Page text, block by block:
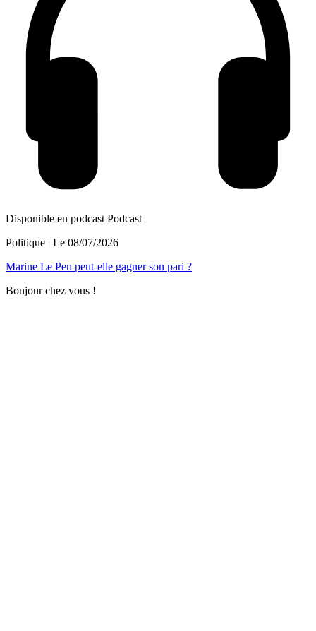
Disponible en podcast Podcast
Politique | Le 08/07/2026
Marine Le Pen peut-elle gagner son pari ?
Bonjour chez vous !